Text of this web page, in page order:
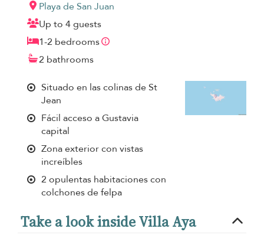
Playa de San Juan
Up to 4 guests
1-2 bedrooms
2 bathrooms
Situado en las colinas de St
Jean
Fácil acceso a Gustavia
capital
Zona exterior con vistas
increíbles
2 opulentas habitaciones con
colchones de felpa
Take a look inside Villa Aya